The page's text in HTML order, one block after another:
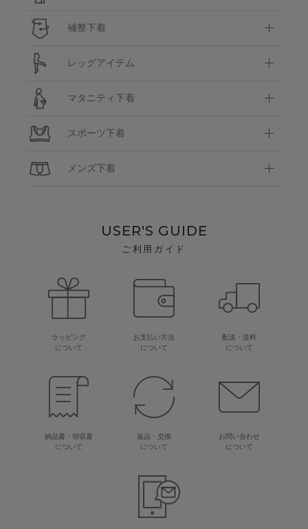
補整下着
レッグアイテム
マタニティ下着
スポーツ下着
メンズ下着
USER'S GUIDE
ご利用ガイド
ラッピング
について
お支払い方法
について
配送・送料
について
納品書・領収書
について
返品・交換
について
お問い合わせ
について